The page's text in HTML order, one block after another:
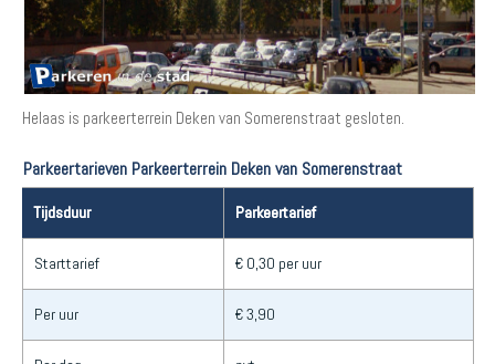
Helaas is parkeerterrein Deken van Somerenstraat gesloten.
Parkeertarieven Parkeerterrein Deken van Somerenstraat
Tijdsduur Parkeertarief
Starttarief € 0,30 per uur
Per uur € 3,90